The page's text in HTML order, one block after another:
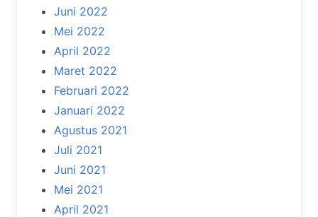
Juni 2022
Mei 2022
April 2022
Maret 2022
Februari 2022
Januari 2022
Agustus 2021
Juli 2021
Juni 2021
Mei 2021
April 2021